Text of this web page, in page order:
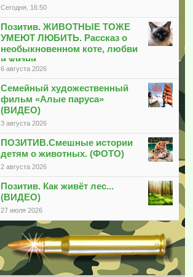
Сегодня, 16:50
Позитив. ЖИВОТНЫЕ ТОЖЕ
УМЕЮТ ЛЮБИТЬ. Рассказ о
необыкновенном коте, любви
и жизни
6 августа 2026
Семейный художественный
фильм «Алые паруса»
(ВИДЕО)
3 августа 2026
ПОЗИТИВ.Смешные истории
детям о животных. (ФОТО)
2 августа 2026
Позитив. Как живёт лес...
(ВИДЕО)
27 июля 2026